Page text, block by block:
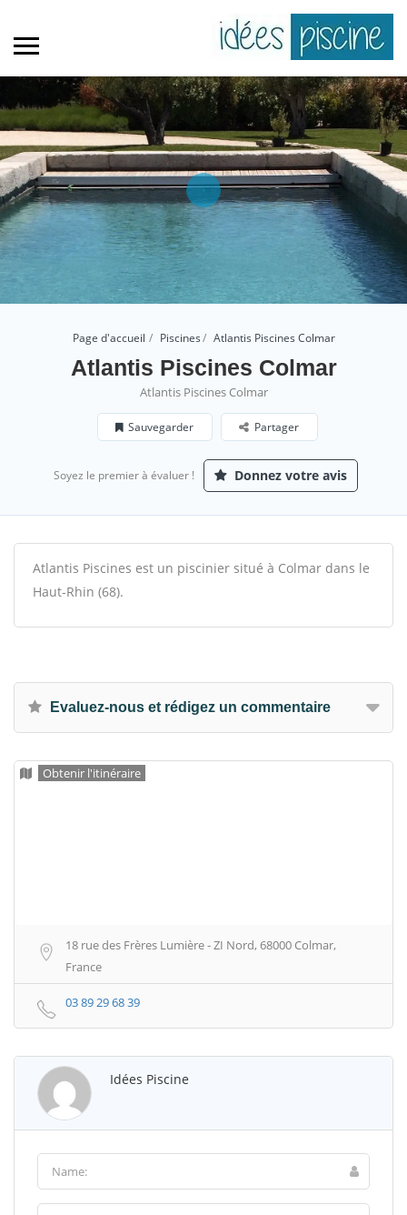
Page d'accueil Piscines Atlantis Piscines Colmar
Atlantis Piscines Colmar
Atlantis Piscines Colmar
Sauvegarder Partager
Soyez le premier à évaluer ! Donnez votre avis
Atlantis Piscines est un piscinier situé à Colmar dans le
Haut-Rhin (68).
Evaluez-nous et rédigez un commentaire
Obtenir l'itinéraire
18 rue des Frères Lumière - ZI Nord, 68000 Colmar,
France
03 89 29 68 39
Idées Piscine